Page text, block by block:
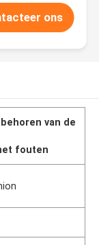
ons
van de
fouten